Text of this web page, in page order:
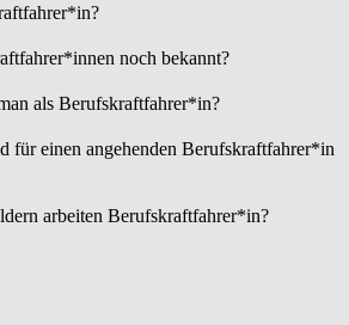
noch bekannt?
als Be­rufs­kraft­fah­rer*in?
für einen angehenden Be­rufs­kraft­fah­rer*in
arbeiten Be­rufs­kraft­fah­rer*in?